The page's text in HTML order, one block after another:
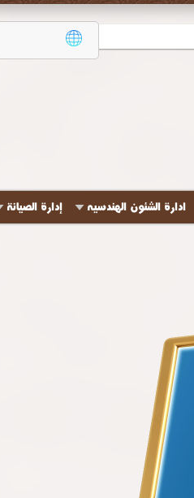
ادارة الشئون الهندسيه إدارة الصيانة